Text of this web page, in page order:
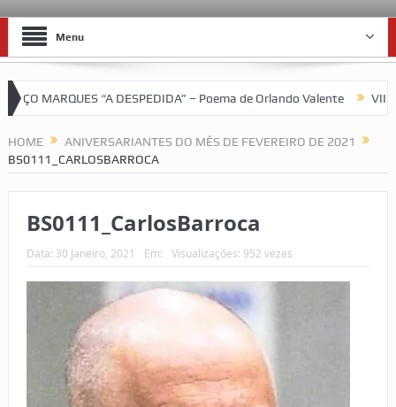
Menu
MARQUES “A DESPEDIDA” – Poema de Orlando Valente VII
HOME
ANIVERSARIANTES DO MÊS DE FEVEREIRO DE 2021
BS0111_CARLOSBARROCA
BS0111_CarlosBarroca
Data: 30 Janeiro, 2021 Em: Visualizações: 952 vezes